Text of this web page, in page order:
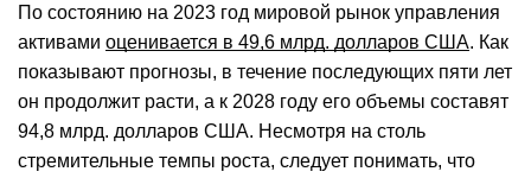
По состоянию на 2023 год мировой рынок управления
активами оценивается в 49,6 млрд. долларов США. Как
показывают прогнозы, в течение последующих пяти лет
он продолжит расти, а к 2028 году его объемы составят
94,8 млрд. долларов США. Несмотря на столь
стремительные темпы роста, следует понимать, что